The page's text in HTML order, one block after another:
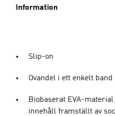
Information
Slip-on
Ovandel i ett enkelt band
Biobaserat EVA-
innehåll framställt av